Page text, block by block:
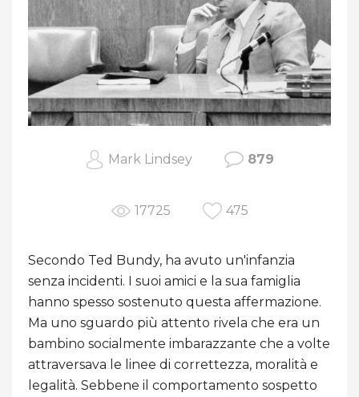
Mark Lindsey 879
17725 475
Secondo Ted Bundy, ha avuto un'infanzia
senza incidenti. I suoi amici e la sua famiglia
hanno spesso sostenuto questa affermazione.
Ma uno sguardo più attento rivela che era un
bambino socialmente imbarazzante che a volte
attraversava le linee di correttezza, moralità e
legalità. Sebbene il comportamento sospetto